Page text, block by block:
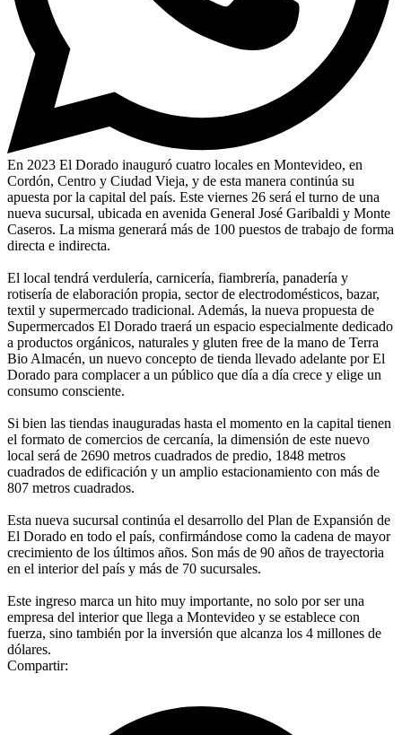
En 2023 El Dorado inauguró cuatro locales en Montevideo, en
Cordón, Centro y Ciudad Vieja, y de esta manera continúa su
apuesta por la capital del país. Este viernes 26 será el turno de una
nueva sucursal, ubicada en avenida General José Garibaldi y Monte
Caseros. La misma generará más de 100 puestos de trabajo de forma
directa e indirecta.
El local tendrá verdulería, carnicería, fiambrería, panadería y
rotisería de elaboración propia, sector de electrodomésticos, bazar,
textil y supermercado tradicional. Además, la nueva propuesta de
Supermercados El Dorado traerá un espacio especialmente dedicado
a productos orgánicos, naturales y gluten free de la mano de Terra
Bio Almacén, un nuevo concepto de tienda llevado adelante por El
Dorado para complacer a un público que día a día crece y elige un
consumo consciente.
Si bien las tiendas inauguradas hasta el momento en la capital tienen
el formato de comercios de cercanía, la dimensión de este nuevo
local será de 2690 metros cuadrados de predio, 1848 metros
cuadrados de edificación y un amplio estacionamiento con más de
807 metros cuadrados.
Esta nueva sucursal continúa el desarrollo del Plan de Expansión de
El Dorado en todo el país, confirmándose como la cadena de mayor
crecimiento de los últimos años. Son más de 90 años de trayectoria
en el interior del país y más de 70 sucursales.
Este ingreso marca un hito muy importante, no solo por ser una
empresa del interior que llega a Montevideo y se establece con
fuerza, sino también por la inversión que alcanza los 4 millones de
dólares.
Compartir: